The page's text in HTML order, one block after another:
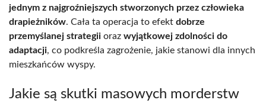
jednym z najgroźniejszych stworzonych przez człowieka
drapieżników. Cała ta operacja to efekt dobrze
przemyślanej strategii oraz wyjątkowej zdolności do
adaptacji, co podkreśla zagrożenie, jakie stanowi dla innych
mieszkańców wyspy.
Jakie są skutki masowych morderstw